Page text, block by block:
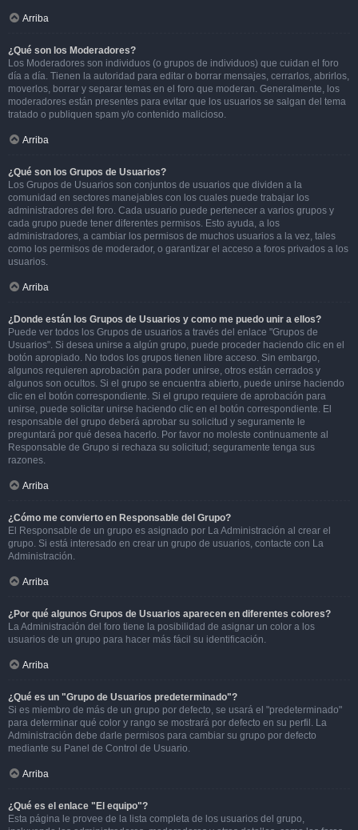
Arriba
¿Qué son los Moderadores?
Los Moderadores son individuos (o grupos de individuos) que cuidan el foro
día a día. Tienen la autoridad para editar o borrar mensajes, cerrarlos, abrirlos,
moverlos, borrar y separar temas en el foro que moderan. Generalmente, los
moderadores están presentes para evitar que los usuarios se salgan del tema
tratado o publiquen spam y/o contenido malicioso.
Arriba
¿Qué son los Grupos de Usuarios?
Los Grupos de Usuarios son conjuntos de usuarios que dividen a la
comunidad en sectores manejables con los cuales puede trabajar los
administradores del foro. Cada usuario puede pertenecer a varios grupos y
cada grupo puede tener diferentes permisos. Esto ayuda, a los
administradores, a cambiar los permisos de muchos usuarios a la vez, tales
como los permisos de moderador, o garantizar el acceso a foros privados a los
usuarios.
Arriba
¿Donde están los Grupos de Usuarios y como me puedo unir a ellos?
Puede ver todos los Grupos de usuarios a través del enlace "Grupos de
Usuarios". Si desea unirse a algún grupo, puede proceder haciendo clic en el
botón apropiado. No todos los grupos tienen libre acceso. Sin embargo,
algunos requieren aprobación para poder unirse, otros están cerrados y
algunos son ocultos. Si el grupo se encuentra abierto, puede unirse haciendo
clic en el botón correspondiente. Si el grupo requiere de aprobación para
unirse, puede solicitar unirse haciendo clic en el botón correspondiente. El
responsable del grupo deberá aprobar su solicitud y seguramente le
preguntará por qué desea hacerlo. Por favor no moleste continuamente al
Responsable de Grupo si rechaza su solicitud; seguramente tenga sus
razones.
Arriba
¿Cómo me convierto en Responsable del Grupo?
El Responsable de un grupo es asignado por La Administración al crear el
grupo. Si está interesado en crear un grupo de usuarios, contacte con La
Administración.
Arriba
¿Por qué algunos Grupos de Usuarios aparecen en diferentes colores?
La Administración del foro tiene la posibilidad de asignar un color a los
usuarios de un grupo para hacer más fácil su identificación.
Arriba
¿Qué es un "Grupo de Usuarios predeterminado"?
Si es miembro de más de un grupo por defecto, se usará el "predeterminado"
para determinar qué color y rango se mostrará por defecto en su perfil. La
Administración debe darle permisos para cambiar su grupo por defecto
mediante su Panel de Control de Usuario.
Arriba
¿Qué es el enlace "El equipo"?
Esta página le provee de la lista completa de los usuarios del grupo,